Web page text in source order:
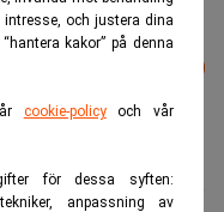
intresse, och justera dina
kakor” på denna
cookie-policyoch vår
för dessa syften:
anpassning av